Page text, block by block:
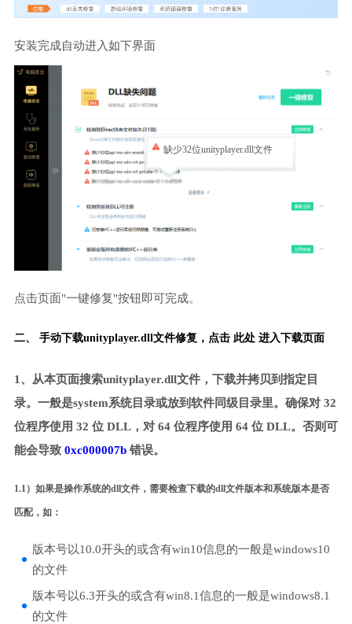
安装完成自动进入如下界面
缺少32位unityplayer.dll文件
点击页面"一键修复"按钮即可完成。
二、 手动下载unityplayer.dll文件修复， 点击 此处 进入下载页面
1、从本页面搜索unityplayer.dll文件，下载并拷贝到指定目
录。一般是system系统目录或放到软件同级目录里。确保对 32
位程序使用 32 位 DLL，对 64 位程序使用 64 位 DLL。否则可
能会导致 0xc000007b错误。
1.1）如果是操作系统的dll文件，需要检查下载的dll文件版本和系统版本是否
匹配，如：
版本号以10.0开头的或含有win10信息的一般是windows10
的文件
版本号以6.3开头的或含有win8.1信息的一般是windows8.1
的文件